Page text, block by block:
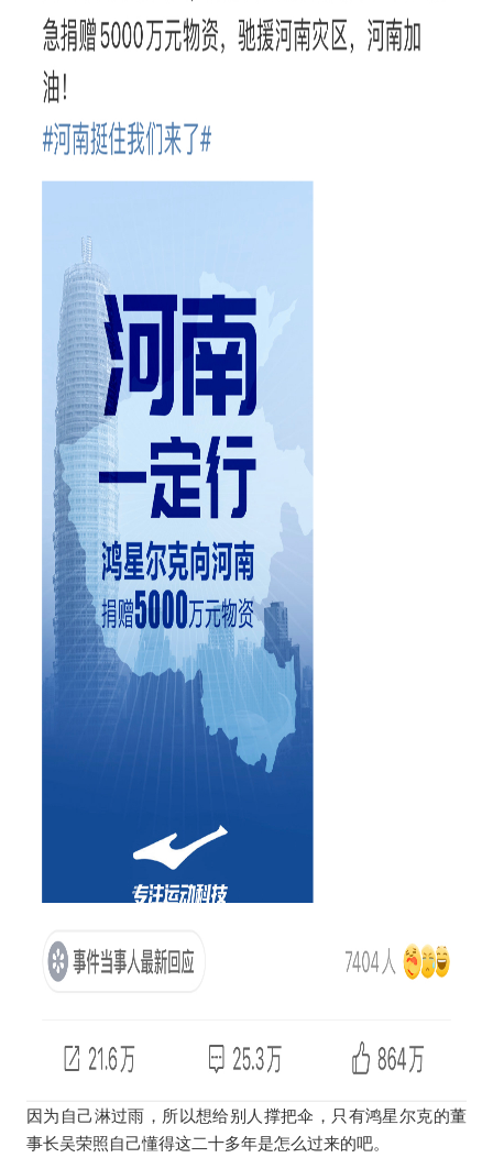
因为自己淋过雨，所以想给别人撑把伞，只有鸿星尔克的董
事长吴荣照自己懂得这二十多年是怎么过来的吧。